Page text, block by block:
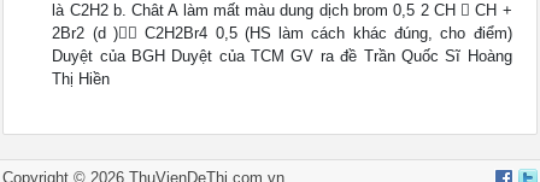
là C2H2 b. Chât A làm mất màu dung dịch brom 0,5 2 CH  CH +
2Br2 (d ) C2H2Br4 0,5 (HS làm cách khác đúng, cho điểm)
Duyệt của BGH Duyệt của TCM GV ra đề Trần Quốc Sĩ Hoàng
Thị Hiền
Copyright © 2026 ThuVienDeThi.com.vn